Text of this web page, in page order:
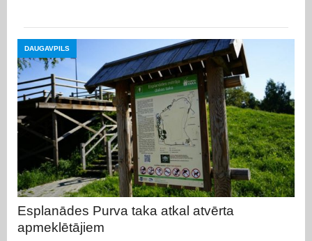
DAUGAVPILS
Esplanādes Purva taka atkal atvērta
apmeklētājiem